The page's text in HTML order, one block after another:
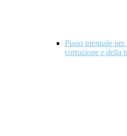
Piano triennale
corruzione e della